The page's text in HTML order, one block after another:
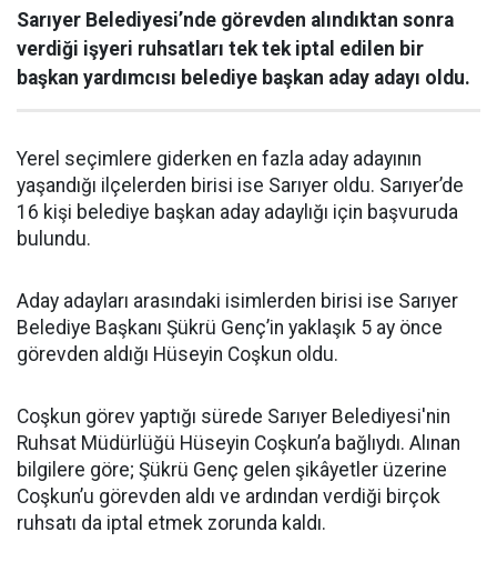
Sarıyer Belediyesi’nde görevden alındıktan sonra
verdiği işyeri ruhsatları tek tek iptal edilen bir
başkan yardımcısı belediye başkan aday adayı oldu.
Yerel seçimlere giderken en fazla aday adayının
yaşandığı ilçelerden birisi ise Sarıyer oldu. Sarıyer’de
16 kişi belediye başkan aday adaylığı için başvuruda
bulundu.
Aday adayları arasındaki isimlerden birisi ise Sarıyer
Belediye Başkanı Şükrü Genç’in yaklaşık 5 ay önce
görevden aldığı Hüseyin Coşkun oldu.
Coşkun görev yaptığı sürede Sarıyer Belediyesi'nin
Ruhsat Müdürlüğü Hüseyin Coşkun’a bağlıydı. Alınan
bilgilere göre; Şükrü Genç gelen şikâyetler üzerine
Coşkun’u görevden aldı ve ardından verdiği birçok
ruhsatı da iptal etmek zorunda kaldı.